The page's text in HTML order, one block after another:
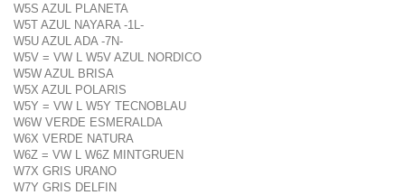
W5S AZUL PLANETA
W5T AZUL NAYARA -1L-
W5U AZUL ADA -7N-
W5V = VW L W5V AZUL NORDICO
W5W AZUL BRISA
W5X AZUL POLARIS
W5Y = VW L W5Y TECNOBLAU
W6W VERDE ESMERALDA
W6X VERDE NATURA
W6Z = VW L W6Z MINTGRUEN
W7X GRIS URANO
W7Y GRIS DELFIN